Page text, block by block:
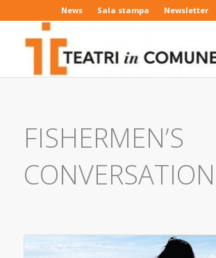
News Sala stampa Newsletter
FISHERMEN’S